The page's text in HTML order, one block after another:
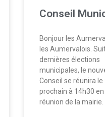
Conseil
Bonjour les
les Aumervalois.
dernières élections
municipales, le
Conseil se réunira le
prochain à 14h30 en
réunion de la mairie.